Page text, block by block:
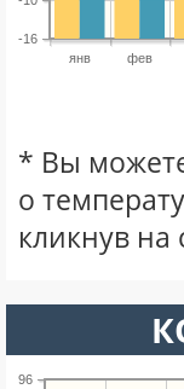
янв фев
-16
* Вы
о
кликнув на
96